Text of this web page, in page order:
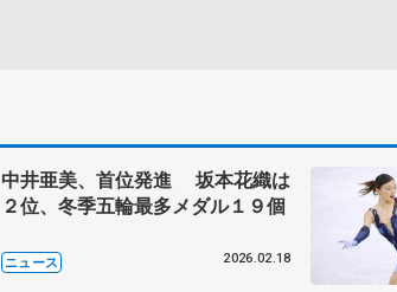
中井亜美、首位発進 坂本花織は
２位、冬季五輪最多メダル１９個
ニュース 2026.02.18